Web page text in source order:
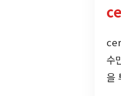
수
을